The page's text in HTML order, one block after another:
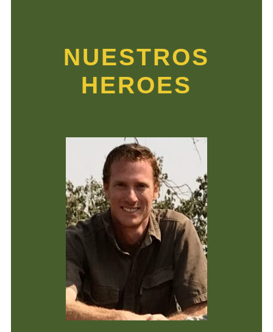
NUESTROS
HEROES